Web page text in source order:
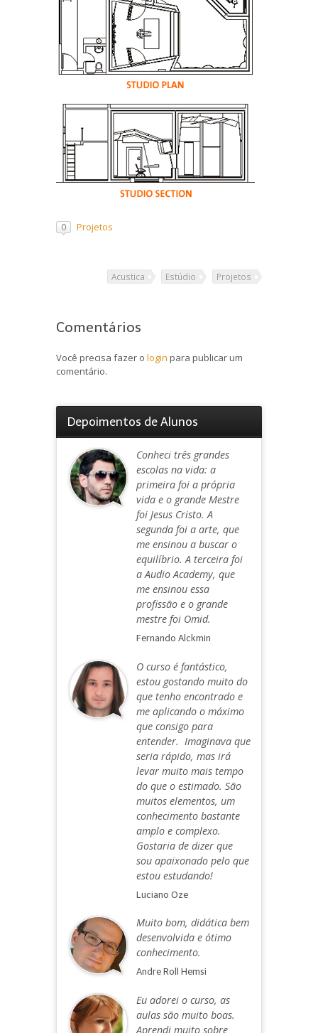
0 Projetos
Acustica Estúdio Projetos
Comentários
Você precisa fazer o login para publicar um
comentário.
Depoimentos de Alunos
Conheci três grandes
escolas na vida: a
primeira foi a própria
vida e o grande Mestre
foi Jesus Cristo. A
segunda foi a arte, que
me ensinou a buscar o
equilíbrio. A terceira foi
a Audio Academy, que
me ensinou essa
profissão e o grande
mestre foi Omid.
Fernando Alckmin
O curso é fantástico,
estou gostando muito do
que tenho encontrado e
me aplicando o máximo
que consigo para
entender. Imaginava que
seria rápido, mas irá
levar muito mais tempo
do que o estimado. São
muitos elementos, um
conhecimento bastante
amplo e complexo.
Gostaria de dizer que
sou apaixonado pelo que
estou estudando!
Luciano Oze
Muito bom, didática bem
desenvolvida e ótimo
conhecimento.
Andre Roll Hemsi
Eu adorei o curso, as
aulas são muito boas.
Aprendi muito sobre